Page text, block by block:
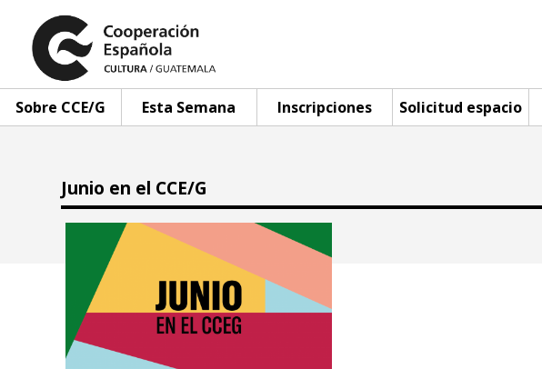
Sobre CCE/G Esta Semana Inscripciones Solicitud espacio
Junio en el CCE/G